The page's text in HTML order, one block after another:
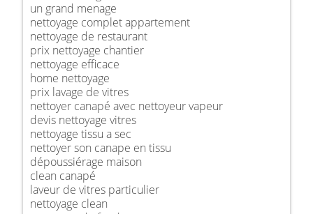
un grand menage
nettoyage complet appartement
nettoyage de restaurant
prix nettoyage chantier
nettoyage efficace
home nettoyage
prix lavage de vitres
nettoyer canapé avec nettoyeur vapeur
devis nettoyage vitres
nettoyage tissu a sec
nettoyer son canape en tissu
dépoussiérage maison
clean canapé
laveur de vitres particulier
nettoyage clean